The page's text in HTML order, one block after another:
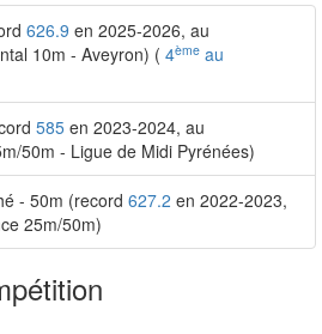
626.9 en 2025-2026, au
10m - Aveyron) ( 4ème au
585 en 2023-2024, au
50m - Ligue de Midi Pyrénées)
- 50m (record 627.2 en 2022-2023,
25m/50m)